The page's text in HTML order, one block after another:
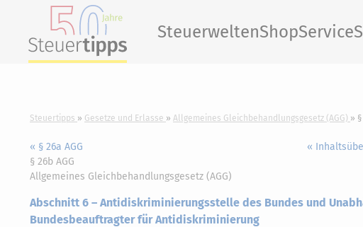
SteuerweltenShopService
Steuertipps Gesetze und Erlasse Allgemeines Gleichbehandlungsgesetz (AGG)
« § 26a AGG «
§ 26b AGG
Allgemeines Gleichbehandlungsgesetz (AGG)
Abschnitt 6 – Antidiskriminierungsstelle des Bundes und
Bundesbeauftragter für Antidiskriminierung